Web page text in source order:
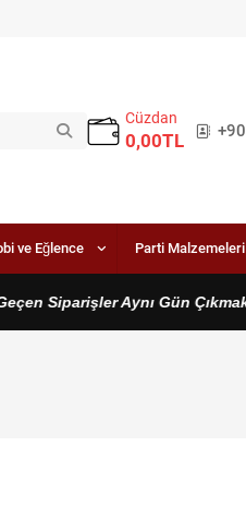
Cüzdan
0,00TL
ve Eğlence Parti Malzemeleri
Aynı Gün Çıkmaktadır.